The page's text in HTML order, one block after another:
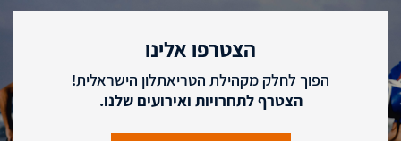
הצטרפו אלינו
הפוך לחלק מקהילת הטריאתלון הישראלית!
הצטרף לתחרויות ואירועים שלנו.